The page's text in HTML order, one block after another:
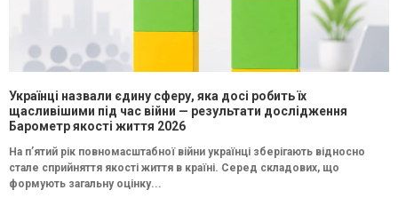
Українці назвали єдину сферу, яка досі робить їх
щасливішими під час війни — результати дослідження
Барометр якості життя 2026
На п’ятий рік повномасштабної війни українці зберігають відносно
стале сприйняття якості життя в країні. Серед складових, що
формують загальну оцінку...